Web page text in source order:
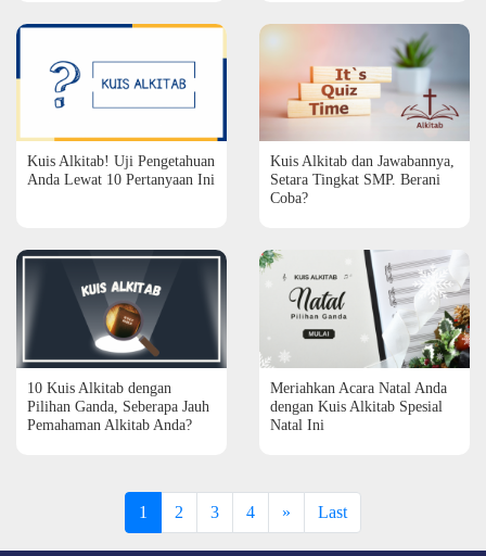
Kuis Alkitab! Uji Pengetahuan
Anda Lewat 10 Pertanyaan Ini
Kuis Alkitab dan Jawabannya,
Setara Tingkat SMP. Berani
Coba?
10 Kuis Alkitab dengan
Pilihan Ganda, Seberapa Jauh
Pemahaman Alkitab Anda?
Meriahkan Acara Natal Anda
dengan Kuis Alkitab Spesial
Natal Ini
1 2 3 4 » Last